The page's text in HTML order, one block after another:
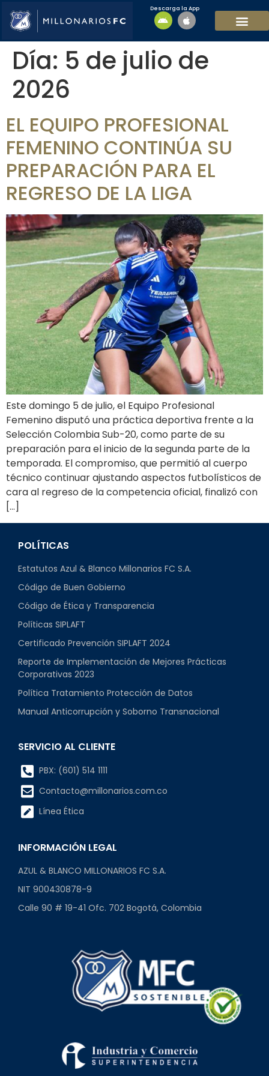
Descarga la App
Día: 5 de julio de
2026
EL EQUIPO PROFESIONAL
FEMENINO CONTINÚA SU
PREPARACIÓN PARA EL
REGRESO DE LA LIGA
Este domingo 5 de julio, el Equipo Profesional
Femenino disputó una práctica deportiva frente a la
Selección Colombia Sub-20, como parte de su
preparación para el inicio de la segunda parte de la
temporada. El compromiso, que permitió al cuerpo
técnico continuar ajustando aspectos futbolísticos de
cara al regreso de la competencia oficial, finalizó con
[…]
POLÍTICAS
Estatutos Azul & Blanco Millonarios FC S.A.
Código de Buen Gobierno
Código de Ética y Transparencia
Políticas SIPLAFT
Certificado Prevención SIPLAFT 2024
Reporte de Implementación de Mejores Prácticas
Corporativas 2023
Política Tratamiento Protección de Datos
Manual Anticorrupción y Soborno Transnacional
SERVICIO AL CLIENTE
PBX: (601) 514 1111
Contacto@millonarios.com.co
Línea Ética
INFORMACIÓN LEGAL
AZUL & BLANCO MILLONARIOS FC S.A.
NIT 900430878-9
Calle 90 # 19-41 Ofc. 702 Bogotá, Colombia